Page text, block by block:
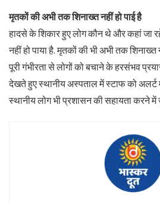
मृतकों की अभी तक शिनाख्त नहीं हो पाई है
हादसे के शिकार हुए लोग कौन थे और कहां जा
नहीं हो पाया है. मृतकों की भी अभी तक
पूरी गंभीरता से लोगों को बचाने के हरसंभव
देखते हुए स्थानीय अस्पताल में स्टाफ को अलर्ट
स्थानीय लोग भी प्रशासन की सहायता करने में